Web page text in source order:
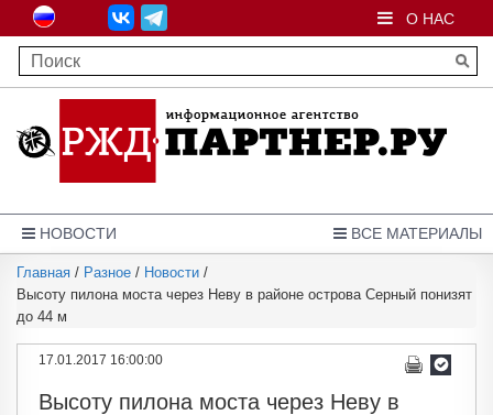
О НАС
ВСЕ МАТЕРИАЛЫ
НОВОСТИ
Главная / Разное / Новости /
Высоту пилона моста через Неву в районе острова Серный понизят
до 44 м
17.01.2017 16:00:00
Высоту пилона моста через Неву в